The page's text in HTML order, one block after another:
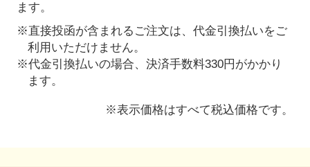
ます。
※直接投函が含まれるご注文は、代金引換払いをご
利用いただけません。
※代金引換払いの場合、決済手数料330円がかかり
ます。
※表示価格はすべて税込価格です。